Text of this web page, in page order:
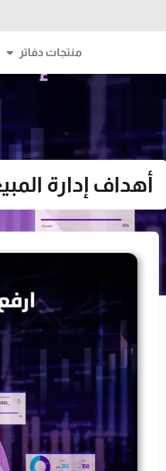
منتجات دفاتر
أهداف إدارة